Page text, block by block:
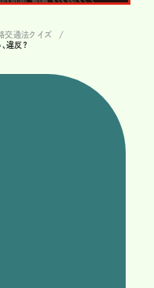
交通法クイズ
違反？